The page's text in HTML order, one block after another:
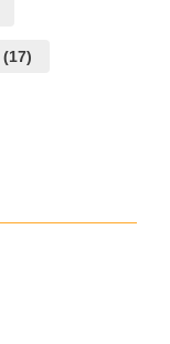
(17)